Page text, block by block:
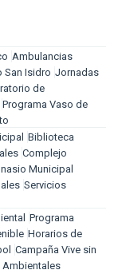
Ambulancias
San Isidro Jornadas
de
Programa Vaso de
Biblioteca
Complejo
Municipal
Servicios
Programa
Horarios de
Campaña Vive sin
Ambientales